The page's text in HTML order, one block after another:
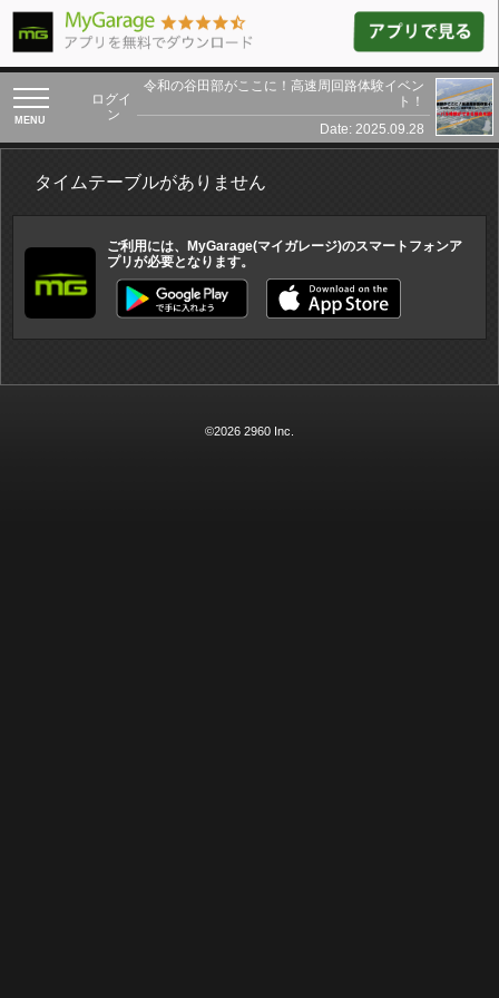
toggle
navigation
ログイ
ン
令和の谷田部がここに！高速周回路体験イベン
ト！
Date: 2025.09.28
タイムテーブルがありません
ご利用には、MyGarage(マイガレージ)のスマートフォンア
プリが必要となります。
©2026 2960 Inc.